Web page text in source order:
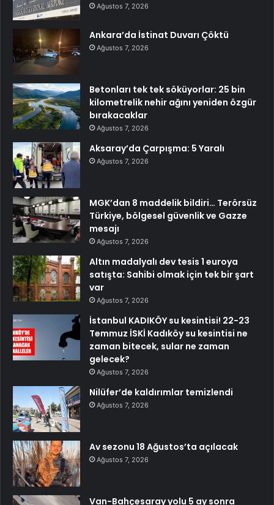
Ağustos 7, 2026
Ankara’da İstinat Duvarı Çöktü
Ağustos 7, 2026
Betonları tek tek söküyorlar: 25 bin
kilometrelik nehir ağını yeniden özgür
bırakacaklar
Ağustos 7, 2026
Aksaray’da Çarpışma: 5 Yaralı
Ağustos 7, 2026
MGK’dan 8 maddelik bildiri… Terörsüz
Türkiye, bölgesel güvenlik ve Gazze
mesajı
Ağustos 7, 2026
Altın madalyalı dev tesis 1 euroya
satışta: Sahibi olmak için tek bir şart
var
Ağustos 7, 2026
İstanbul KADIKÖY su kesintisi! 22-23
Temmuz İSKİ Kadıköy su kesintisi ne
zaman bitecek, sular ne zaman
gelecek?
Ağustos 7, 2026
Nilüfer’de kaldırımlar temizlendi
Ağustos 7, 2026
Av sezonu 18 Ağustos’ta açılacak
Ağustos 7, 2026
Van-Bahçesaray yolu 5 ay sonra